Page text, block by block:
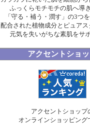
ふっくらモチモチの肌へ導
「守る・補う・潤す」の3つ
配合された植物成分とピュア
元気を失いがちな素肌をサ
アクセントショ
アクセントショップ
オンラインショッピング